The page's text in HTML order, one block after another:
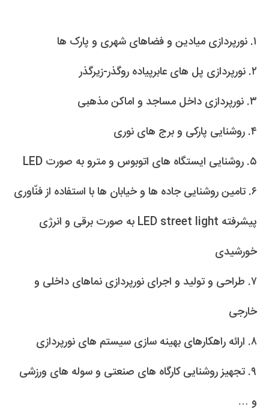
۱. نورپردازی میادین و فضاهای شهری و پارک ها
۲. نورپردازی پل های عابرپیاده روگذر-زیرگذر
۳. نورپردازی داخل مساجد و اماکن مذهبی
۴. روشنایی پارکی و برج های نوری
۵. روشنایی ایستگاه های اتوبوس و مترو به صورت LED
۶. تامین روشنایی جاده ها و خیابان ها با استفاده از فنّاوری
پیشرفته LED street light به صورت برقی و انرژی
خورشیدی
۷. طراحی و تولید و اجرای نورپردازی نماهای داخلی و
خارجی
۸. ارائه راهکارهای بهینه سازی سیستم های نورپردازی
۹. تجهیز روشنایی کارگاه های صنعتی و سوله های ورزشی
و …